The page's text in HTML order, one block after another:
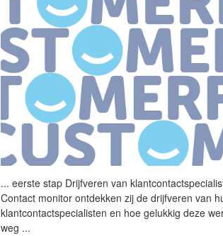
... eerste stap Drijfveren van
Contact monitor ontdekken zij de drijfveren van
klantcontactspecialisten en hoe gelukkig deze
weg ...